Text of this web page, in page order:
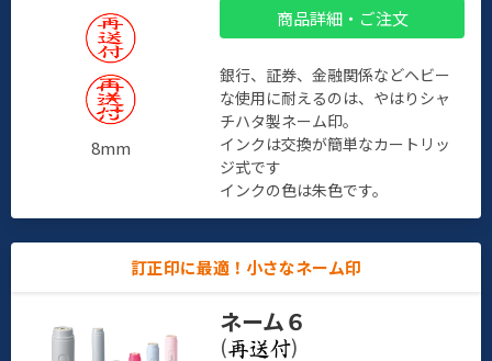
8mm
商品詳細・ご注文
銀行、証券、金融関係などヘビー
な使用に耐えるのは、やはりシャ
チハタ製ネーム印。
インクは交換が簡単なカートリッ
ジ式です
インクの色は朱色です。
訂正印に最適！小さなネーム印
ネーム６
(
)